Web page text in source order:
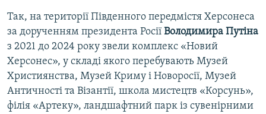
Так, на території Південного передмістя Херсонеса
за дорученням президента Росії Володимира Путіна
з 2021 до 2024 року звели комплекс «Новий
Херсонес», у складі якого перебувають Музей
Християнства, Музей Криму і Новоросії, Музей
Античності та Візантії, школа мистецтв «Корсунь»,
філія «Артеку», ландшафтний парк із сувенірними